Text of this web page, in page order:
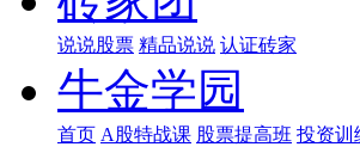
说说股票 精品说说 认证砖家
牛金学园
首页 A股特战课 股票提高班 投资训